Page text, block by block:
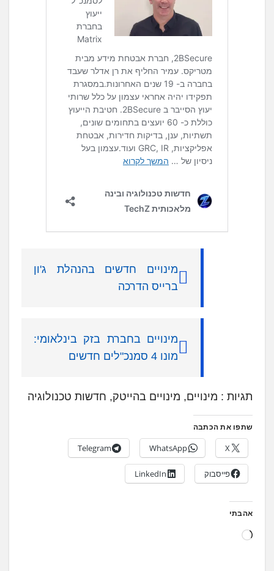
מינויים חדשים בהנהלת ג'ון
ברייס הדרכה
מינויים בחברת בזק בינלאומי:
מונו 4 סמנכ"לים חדשים
תגיות : מינויים, מינויים בהייטק, חדשות טכנולוגיה
שתפו את הכתבה
X
WhatsApp
Telegram
פייסבוק LinkedIn
אהבתי
ט